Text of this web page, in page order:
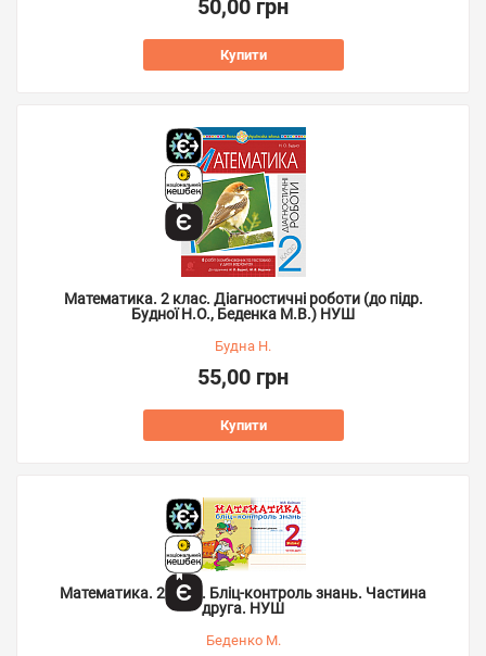
50,00 грн
Купити
Математика. 2 клас. Діагностичні роботи (до підр.
Будної Н.О., Беденка М.В.) НУШ
Будна Н.
55,00 грн
Купити
Математика. 2 клас. Бліц-контроль знань. Частина
друга. НУШ
Беденко М.